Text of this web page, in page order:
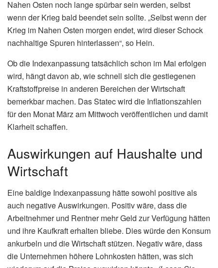
Die hohen Kraftstoffpreise wirken sich nicht nur direkt auf
die Autofahrer aus, sondern auch indirekt auf die gesamte
auch andere Waren und Dienstleistungen. Es besteht die
Gefahr einer sogenannten „Inflationsspirale“, bei der sich
Preise und Löhne gegenseitig hochschaukeln.
auch:Gardasee: Touristen ignorieren Sperrung und
riskieren Leben)
Vincent Hein, Direktor der Stiftung IDEA, warnt gegenüber
RTL Lëtzebuerg, dass die Auswirkungen der Krise im
Nahen Osten noch lange spürbar sein werden, selbst
wenn der Krieg bald beendet sein sollte. „Selbst wenn der